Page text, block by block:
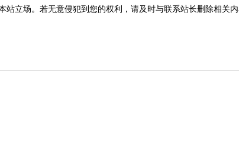
站立场。若无意侵犯到您的权利，请及时与联系站长删除相关